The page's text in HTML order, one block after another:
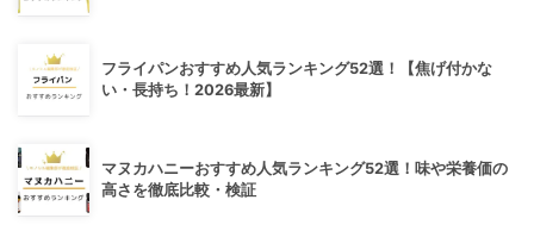
フライパンおすすめ人気ランキング52選！【焦げ付かな
い・長持ち！2026最新】
マヌカハニーおすすめ人気ランキング52選！味や栄養価の
高さを徹底比較・検証